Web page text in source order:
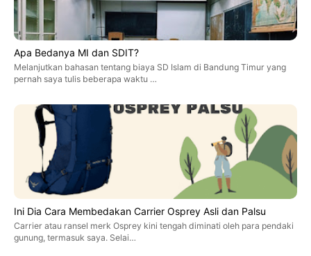
Apa Bedanya MI dan SDIT?
Melanjutkan bahasan tentang biaya SD Islam di Bandung Timur yang
pernah saya tulis beberapa waktu …
Ini Dia Cara Membedakan Carrier Osprey Asli dan Palsu
Carrier atau ransel merk Osprey kini tengah diminati oleh para pendaki
gunung, termasuk saya. Selai…